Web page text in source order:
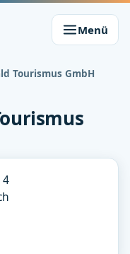
Menü
Tourismus GmbH
4